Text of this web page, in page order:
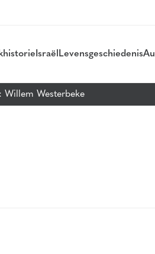
Israël Levensgeschiedenis
Willem Westerbeke